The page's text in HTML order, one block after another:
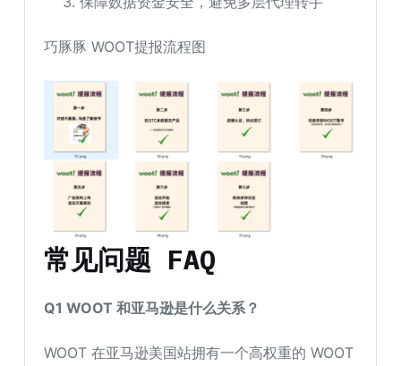
巧豚豚 WOOT提报流程图
常见问题 FAQ
Q1 WOOT 和亚马逊是什么关系？
WOOT 在亚马逊美国站拥有一个高权重的 WOOT